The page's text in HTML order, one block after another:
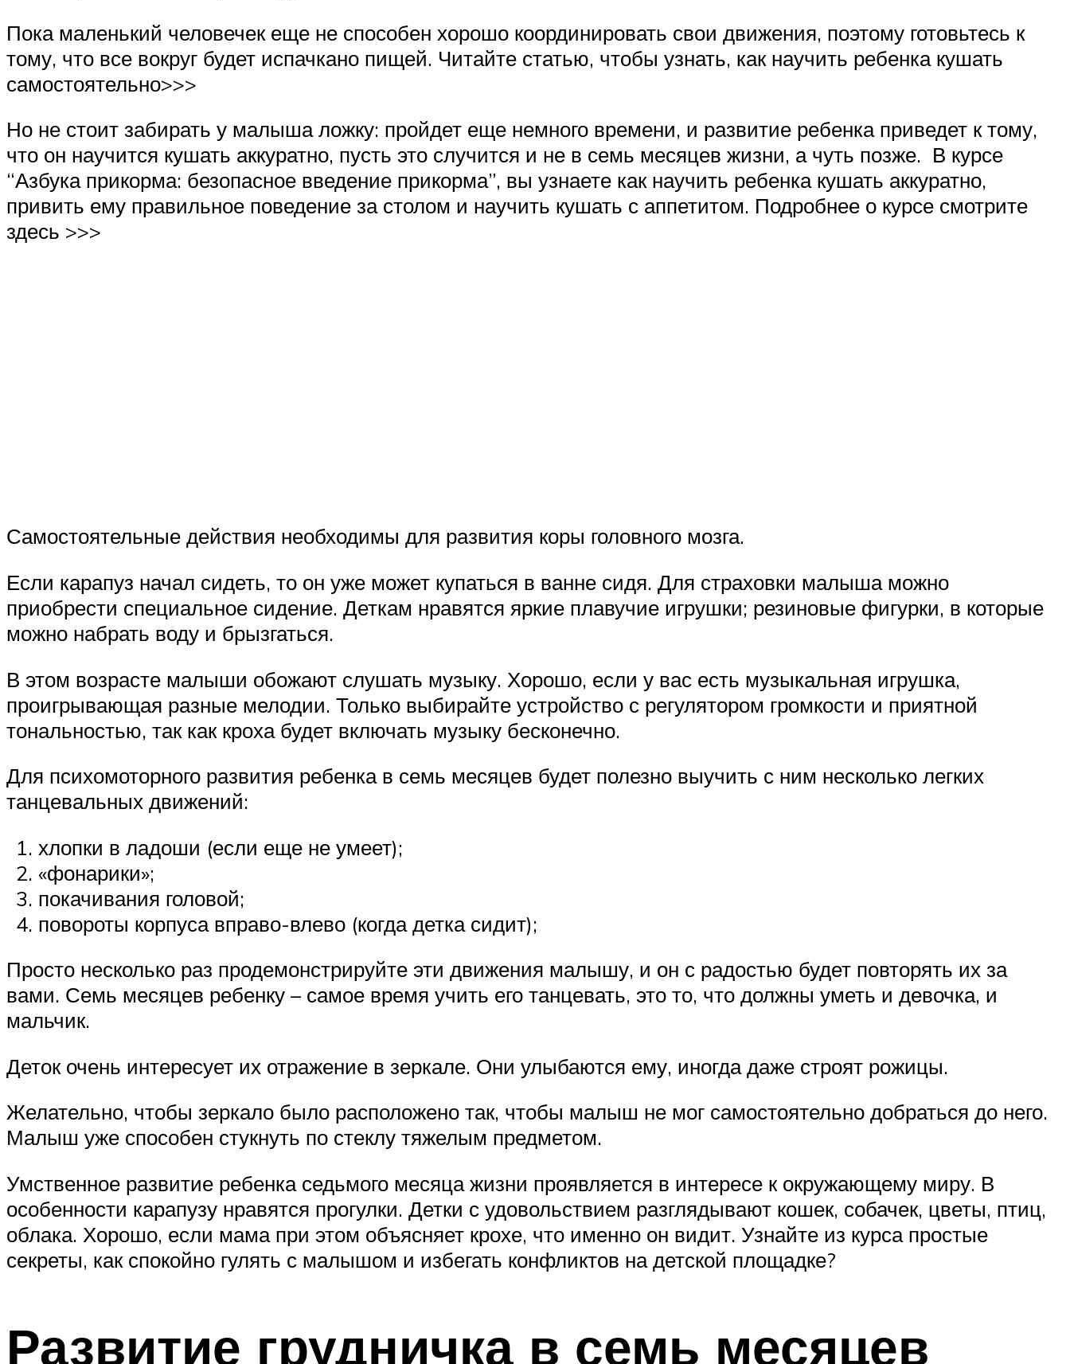
Пока маленький человечек еще не способен хорошо координировать свои движения, поэтому готовьтесь к
тому, что все вокруг будет испачкано пищей. Читайте статью, чтобы узнать, как научить ребенка кушать
самостоятельно>>>
Но не стоит забирать у малыша ложку: пройдет еще немного времени, и развитие ребенка приведет к тому,
что он научится кушать аккуратно, пусть это случится и не в семь месяцев жизни, а чуть позже. В курсе
“Азбука прикорма: безопасное введение прикорма”, вы узнаете как научить ребенка кушать аккуратно,
привить ему правильное поведение за столом и научить кушать с аппетитом. Подробнее о курсе смотрите
здесь >>>
Самостоятельные действия необходимы для развития коры головного мозга.
Если карапуз начал сидеть, то он уже может купаться в ванне сидя. Для страховки малыша можно
приобрести специальное сидение. Деткам нравятся яркие плавучие игрушки; резиновые фигурки, в которые
можно набрать воду и брызгаться.
В этом возрасте малыши обожают слушать музыку. Хорошо, если у вас есть музыкальная игрушка,
проигрывающая разные мелодии. Только выбирайте устройство с регулятором громкости и приятной
тональностью, так как кроха будет включать музыку бесконечно.
Для психомоторного развития ребенка в семь месяцев будет полезно выучить с ним несколько легких
танцевальных движений:
хлопки в ладоши (если еще не умеет);
«фонарики»;
покачивания головой;
повороты корпуса вправо-влево (когда детка сидит);
Просто несколько раз продемонстрируйте эти движения малышу, и он с радостью будет повторять их за
вами. Семь месяцев ребенку – самое время учить его танцевать, это то, что должны уметь и девочка, и
мальчик.
Деток очень интересует их отражение в зеркале. Они улыбаются ему, иногда даже строят рожицы.
Желательно, чтобы зеркало было расположено так, чтобы малыш не мог самостоятельно добраться до него.
Малыш уже способен стукнуть по стеклу тяжелым предметом.
Умственное развитие ребенка седьмого месяца жизни проявляется в интересе к окружающему миру. В
особенности карапузу нравятся прогулки. Детки с удовольствием разглядывают кошек, собачек, цветы, птиц,
облака. Хорошо, если мама при этом объясняет крохе, что именно он видит. Узнайте из курса простые
секреты, как спокойно гулять с малышом и избегать конфликтов на детской площадке?
Развитие грудничка в семь месяцев